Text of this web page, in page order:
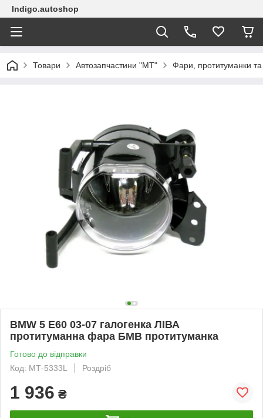
Indigo.autoshop
Товари Автозапчастини "МТ" Фари, протитуманки та
BMW 5 E60 03-07 галогенка ЛІВА
протитуманна фара БМВ протитуманка
Готово до відправки
Код: МТ-5333L
Роздріб
1 936 ₴